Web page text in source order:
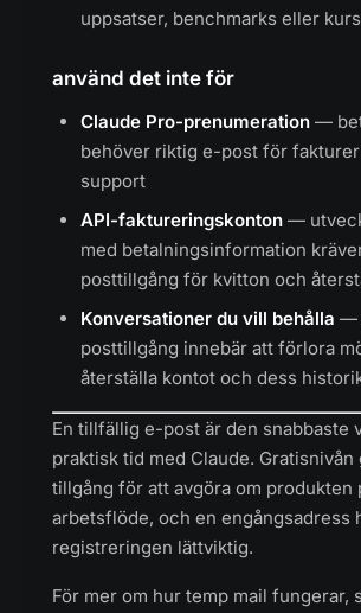
uppsatser, benchmarks eller
använd det inte för
Claude Pro-prenumeration —
behöver riktig e-post för
support
API-faktureringskonton —
med betalningsinformation
posttillgång för kvitton och
Konversationer du vill behålla —
posttillgång innebär att förlora
återställa kontot och dess
En tillfällig e-post är den snabbaste
praktisk tid med Claude.
tillgång för att avgöra om produkten
arbetsflöde, och en engångsadress
registreringen lättviktig.
För mer om hur temp mail fungerar,